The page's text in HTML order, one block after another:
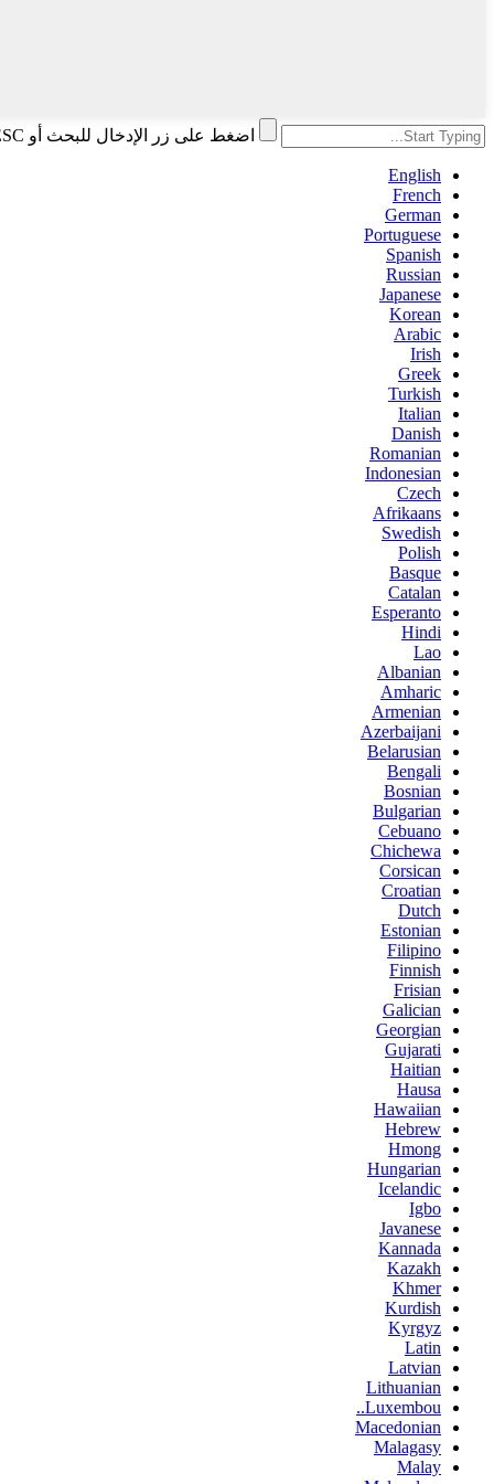
اضغط على زر الإدخال للبحث أو ESC للإغلاق
English
French
German
Portuguese
Spanish
Russian
Japanese
Korean
Arabic
Irish
Greek
Turkish
Italian
Danish
Romanian
Indonesian
Czech
Afrikaans
Swedish
Polish
Basque
Catalan
Esperanto
Hindi
Lao
Albanian
Amharic
Armenian
Azerbaijani
Belarusian
Bengali
Bosnian
Bulgarian
Cebuano
Chichewa
Corsican
Croatian
Dutch
Estonian
Filipino
Finnish
Frisian
Galician
Georgian
Gujarati
Haitian
Hausa
Hawaiian
Hebrew
Hmong
Hungarian
Icelandic
Igbo
Javanese
Kannada
Kazakh
Khmer
Kurdish
Kyrgyz
Latin
Latvian
Lithuanian
Luxembou..
Macedonian
Malagasy
Malay